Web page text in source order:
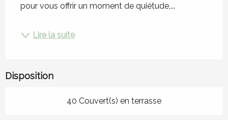
pour vous offrir un moment de quiétude,...
Lire la suite
Disposition
40 Couvert(s) en terrasse